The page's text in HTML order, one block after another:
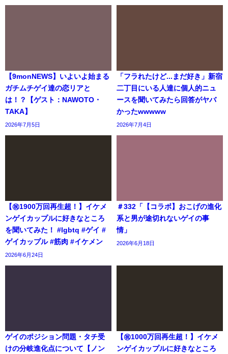
【9monNEWS】いよいよ始まる
ガチムチゲイ達の恋リアと
は！？【ゲスト：NAWOTO・
TAKA】
2026年7月5日
「フラれたけど...まだ好き」新宿
二丁目にいる人達に個人的ニュ
ースを聞いてみたら回答がヤバ
かったwwwww
2026年7月4日
【㊗️1900万回再生超！】イケメ
ンゲイカップルに好きなところ
を聞いてみた！ #lgbtq #ゲイ #
ゲイカップル #筋肉 #イケメン
2026年6月24日
＃332「【コラボ】おこげの進化
系と男が途切れないゲイの事
情」
2026年6月18日
ゲイのポジション問題・タチ受
けの分岐進化点について【ノン
【㊗️1000万回再生超！】イケメ
ンゲイカップルに好きなところ